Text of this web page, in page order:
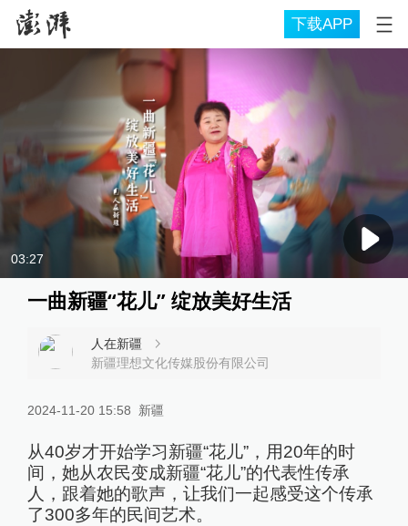
下载APP
03:27
一曲新疆“花儿” 绽放美好生活
人在新疆
新疆理想文化传媒股份有限公司
2024-11-20 15:58 新疆
从40岁才开始学习新疆“花儿”，用20年的时
间，她从农民变成新疆“花儿”的代表性传承
人，跟着她的歌声，让我们一起感受这个传承
了300多年的民间艺术。